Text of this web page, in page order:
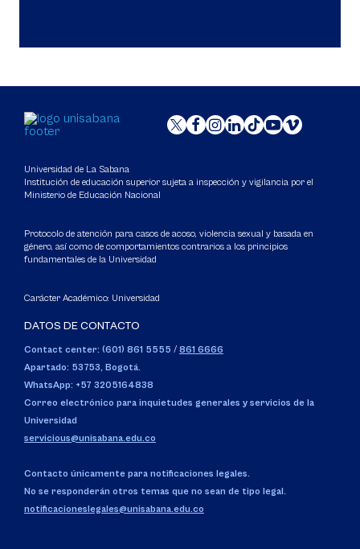
Universidad de La Sabana
Institución de educación superior sujeta a inspección y vigilancia por el
Ministerio de Educación Nacional
Protocolo de atención para casos de acoso, violencia sexual y basada en
género, así como de comportamientos contrarios a los principios
fundamentales de la Universidad
Carácter Académico: Universidad
DATOS DE CONTACTO
Contact center: (601) 861 5555 / 861 6666
Apartado: 53753, Bogotá.
WhatsApp: +57 3205164838
Correo electrónico para inquietudes generales y servicios de la
Universidad
servicious@unisabana.edu.co
Contacto únicamente para notificaciones legales.
No se responderán otros temas que no sean de tipo legal.
notificacioneslegales@unisabana.edu.co